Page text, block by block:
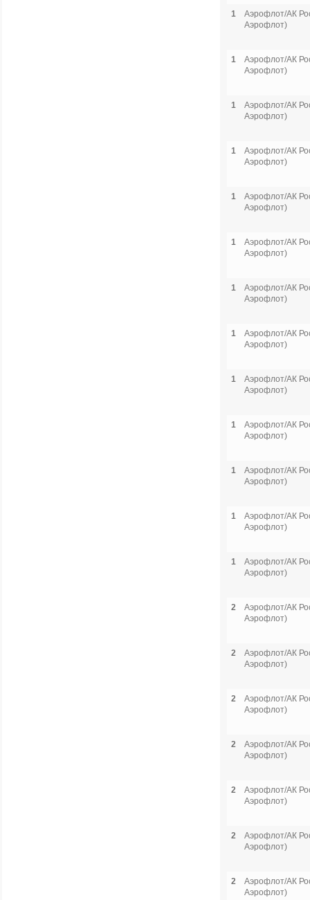
1
Аэрофлот/АК
Аэрофлот)
1
Аэрофлот/АК
Аэрофлот)
1
Аэрофлот/АК
Аэрофлот)
1
Аэрофлот/АК
Аэрофлот)
1
Аэрофлот/АК
Аэрофлот)
1
Аэрофлот/АК
Аэрофлот)
1
Аэрофлот/АК
Аэрофлот)
1
Аэрофлот/АК
Аэрофлот)
1
Аэрофлот/АК
Аэрофлот)
1
Аэрофлот/АК
Аэрофлот)
1
Аэрофлот/АК
Аэрофлот)
1
Аэрофлот/АК
Аэрофлот)
1
Аэрофлот/АК
Аэрофлот)
2
Аэрофлот/АК
Аэрофлот)
2
Аэрофлот/АК
Аэрофлот)
2
Аэрофлот/АК
Аэрофлот)
2
Аэрофлот/АК
Аэрофлот)
2
Аэрофлот/АК
Аэрофлот)
2
Аэрофлот/АК
Аэрофлот)
2
Аэрофлот/АК
Аэрофлот)